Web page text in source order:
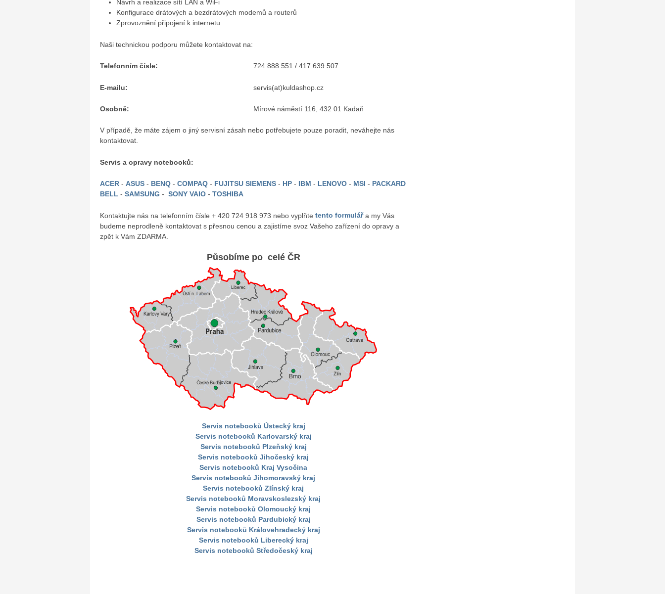
Návrh a realizace sítí LAN a WiFi
Konfigurace drátových a bezdrátových modemů a routerů
Zprovoznění připojení k internetu
Naši technickou podporu můžete kontaktovat na:
Telefonním čísle:
E-mailu:
Osobně:
724 888 551 / 417 639 507
servis(at)kuldashop.cz
Mírové náměstí 116, 432 01 Kadaň
V případě, že máte zájem o jiný servisní zásah nebo potřebujete pouze poradit, neváhejte nás
kontaktovat.
Servis a opravy notebooků:
ACER - ASUS - BENQ - COMPAQ - FUJITSU SIEMENS - HP - IBM - LENOVO - MSI - PACKARD
BELL - SAMSUNG - SONY VAIO - TOSHIBA
Kontaktujte nás na telefonním čísle + 420 724 918 973 nebo vyplňte tento formulářa my Vás
budeme neprodleně kontaktovat s přesnou cenou a zajistíme svoz Vašeho zařízení do opravy a
zpět k Vám ZDARMA.
Působíme po celé ČR
Servis notebooků Ústecký kraj
Servis notebooků Karlovarský kraj
Servis notebooků Plzeňský kraj
Servis notebooků Jihočeský kraj
Servis notebooků Kraj Vysočina
Servis notebooků Jihomoravský kraj
Servis notebooků Zlínský kraj
Servis notebooků Moravskoslezský kraj
Servis notebooků Olomoucký kraj
Servis notebooků Pardubický kraj
Servis notebooků Královehradecký kraj
Servis notebooků Liberecký kraj
Servis notebooků Středočeský kraj